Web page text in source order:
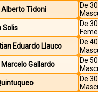
Alberto Tidoni
De
Solis
De
Eduardo Llauco
De
Gallardo
De
De